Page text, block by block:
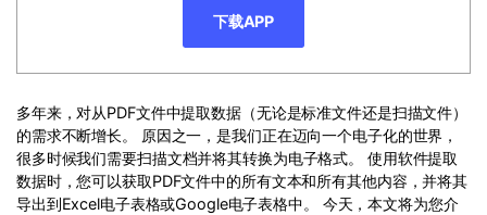
申请试用
PDF提取页面
PDF表格
下载中心
产品资讯
01.热门软件
02.转换PDF
下载APP
多年来，对从PDF文件中提取数据（无论是标准文件还是扫描文件）
的需求不断增长。 原因之一，是我们正在迈向一个电子化的世界，
很多时候我们需要扫描文档并将其转换为电子格式。 使用软件提取
数据时，您可以获取PDF文件中的所有文本和所有其他内容，并将其
导出到Excel电子表格或Google电子表格中。 今天，本文将为您介